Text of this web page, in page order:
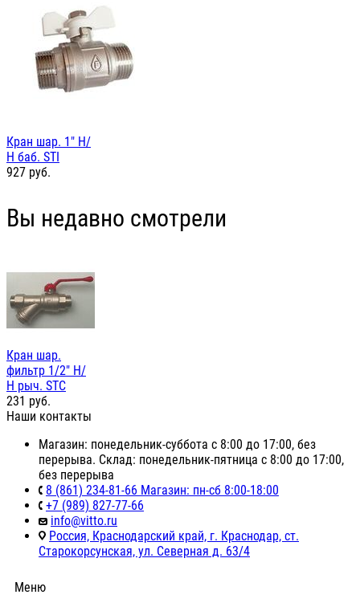
Кран шар. 1" Н/
Н баб. STI
927 руб.
Вы недавно смотрели
Кран шар.
фильтр 1/2" Н/
Н рыч. STC
231 руб.
Наши контакты
Магазин: понедельник-суббота с 8:00 до 17:00, без
перерыва. Склад: понедельник-пятница с 8:00 до 17:00,
без перерыва
8 (861) 234-81-66 Магазин: пн-сб 8:00-18:00
+7 (989) 827-77-66
info@vitto.ru
Россия, Краснодарский край, г. Краснодар, ст.
Старокорсунская, ул. Северная д. 63/4
Меню